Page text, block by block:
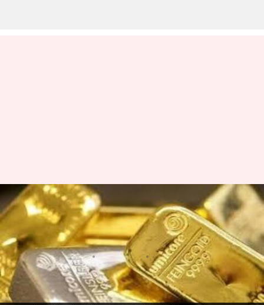
Gold Rate Today: బంగారం
ప్రియులకు గుడ్‌న్యూస్.. మళ్లీ తగ్గిన
పసిడి ధర.. తులం ఎంతంటే…
వ్రాసిన వారు Sirish Praharaju May 28, 2025 09:30 am
ఈ వార్తాకథనం ఏంటి